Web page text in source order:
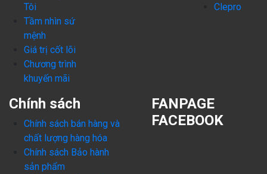
Tôi
Tầm nhìn sứ
mệnh
Giá trị cốt lõi
Chương trình
khuyến mãi
Clepro
Chính sách
Chính sách bán hàng và
chất lượng hàng hóa
Chính sách Bảo hành
sản phẩm
FANPAGE
FACEBOOK